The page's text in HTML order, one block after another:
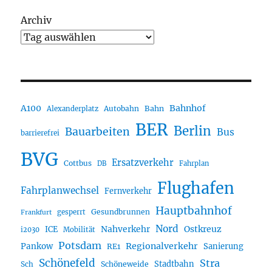
Archiv
A100 Alexanderplatz Autobahn Bahn Bahnhof
barrierefrei Bauarbeiten BER Berlin Bus
BVG Cottbus DB Ersatzverkehr Fahrplan
Fahrplanwechsel Fernverkehr Flughafen
Frankfurt gesperrt Gesundbrunnen Hauptbahnhof
i2030 ICE Mobilität Nahverkehr Nord Ostkreuz
Pankow Potsdam RE1 Regionalverkehr Sanierung
Sch Schönefeld Schöneweide Stadtbahn Stra